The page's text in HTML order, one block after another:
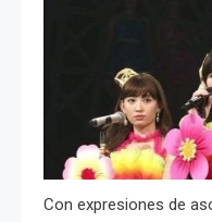
Con expresiones de